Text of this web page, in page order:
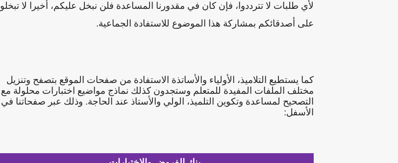
لأي طلبات لا تترددوا، فإن كان في مقدورنا المساعدة فلن نبخل عليكم، أخيرا لا تبخلوا
على أصدقائكم بمشاركة هذا الموضوع للاستفادة الجماعية.
كما يستطيع التلاميذ، الأولياء والأساتذة الاستفادة من صفحات الموقع بتصفح وتنزيل
مختلف الملفات المفيدة للمتعلم وستجدون كذلك نماذج مواضيع اختبارات محلولة مع
التصحيح لمساعدة وتكوين التلميذ، الولي والأستاذ عند الحاجة. وذلك عبر صفحاتنا في
الأسفل: